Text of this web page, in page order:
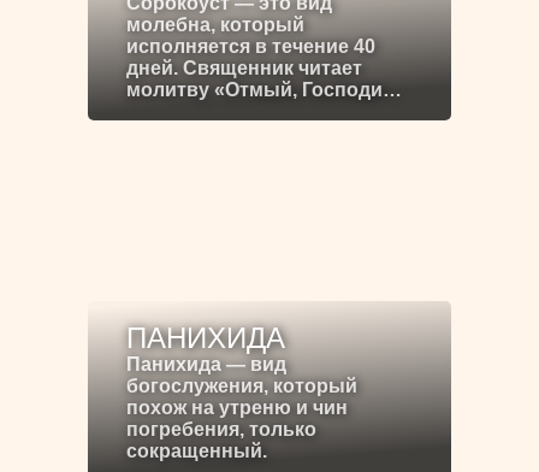
молебна, который
исполняется в течение 40
дней. Священник читает
молитву «Отмый, Господи…
ПАНИХИДА
Панихида — вид
богослужения, который
похож на утреню и чин
погребения, только
сокращенный.